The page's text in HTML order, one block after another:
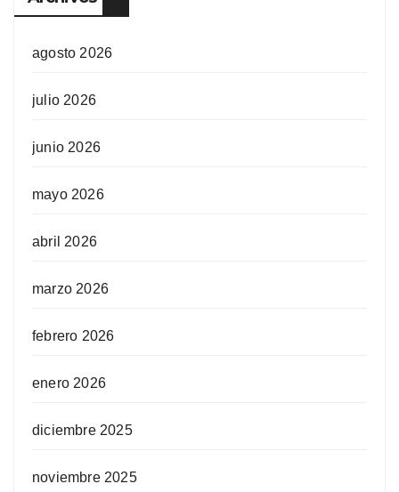
agosto 2026
julio 2026
junio 2026
mayo 2026
abril 2026
marzo 2026
febrero 2026
enero 2026
diciembre 2025
noviembre 2025